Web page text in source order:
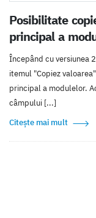
Posibilitate
principal a
Începând cu versiunea
itemul "Copiez
principal a modulelor.
câmpului [...]
Citește mai mult